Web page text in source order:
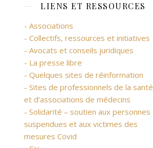
LIENS ET RESSOURCES
- Associations
- Collectifs, ressources et initiatives
- Avocats et conseils juridiques
- La presse libre
- Quelques sites de réinformation
- Sites de professionnels de la santé
et d’associations de médecins
- Solidarité – soutien aux personnes
suspendues et aux victimes des
mesures Covid